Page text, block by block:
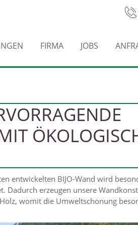
FIRMA JOBS
entwickelten BIJO-Wand wird
Dadurch erzeugen unsere
womit die Umweltschonung